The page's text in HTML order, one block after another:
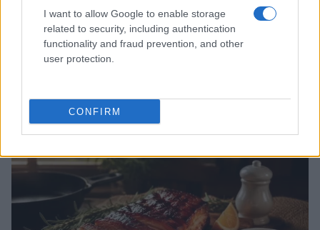
I want to allow Google to enable storage
related to security, including authentication
functionality and fraud prevention, and other
user protection.
CONFIRM
Cómo lograr pechuga de pollo jugosa con técnicas
CARNES